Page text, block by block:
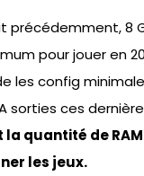
précédemment, 8
pour jouer en
les config
sorties ces
la quantité de
les jeux.